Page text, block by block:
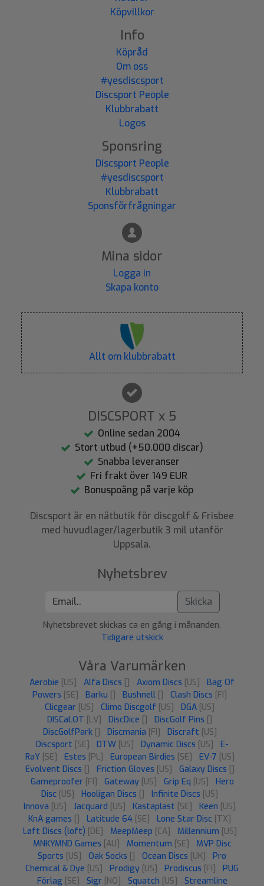
Köpvillkor
Info
Köpråd
Om oss
#yesdiscsport
Discsport People
Klubbrabatt
Logos
Sponsring
Discsport People
#yesdiscsport
Klubbrabatt
Sponsförfrågningar
Mina sidor
Logga in
Skapa konto
Allt om klubbrabatt
DISCSPORT x 5
Online sedan 2004
Stort utbud (+50.000 discar)
Snabba leveranser
Fri frakt över 149 EUR
Bonuspoäng på varje köp
Discsport är en nätbutik för discgolf & Frisbee
med huvudlager/lagerbutik 3 mil utanför
Uppsala.
Nyhetsbrev
Skicka
Nyhetsbrevet skickas ca en gång i månanden.
Tidigare utskick
Våra Varumärken
Aerobie [US] Alfa Discs [] Axiom Discs [US]
Bag Of
Powers [SE] Barku [] Bushnell [] Clash Discs [FI]
Clicgear [US] Climo Discgolf [US] DGA [US]
DISCaLOT [LV] DiscDice [] DiscGolf Pins []
DiscGolfPark [] Discmania [FI] Discraft [US]
Discsport [SE] DTW [US] Dynamic Discs [US]
E-
RaY [SE] Estes [PL] European Birdies [SE] EV-7 [US]
Evolvent Discs [] Friction Gloves [US] Galaxy Discs []
Gameproofer [FI] Gateway [US] Grip Eq [US]
Hero
Disc [US] Hooligan Discs [] Infinite Discs [US]
Innova [US] Jacquard [US] Kastaplast [SE] Keen [US]
KnA games [] Latitude 64 [SE] Lone Star Disc [TX]
Løft Discs (loft) [DE] MeepMeep [CA] Millennium [US]
MNKYMND Games [AU] Momentum [SE]
MVP Disc
Sports [US] Oak Socks [] Ocean Discs [UK]
Pro
Chemical & Dye [US] Prodigy [US] Prodiscus [FI]
PUG
Förlag [SE] Sigr [NO] Squatch [US] Streamline